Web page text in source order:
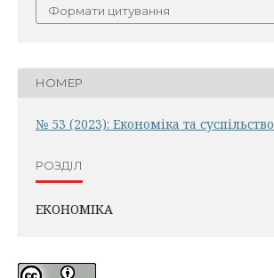
Формати цитування
НОМЕР
№ 53 (2023): Економіка та суспільство
РОЗДІЛ
ЕКОНОМІКА